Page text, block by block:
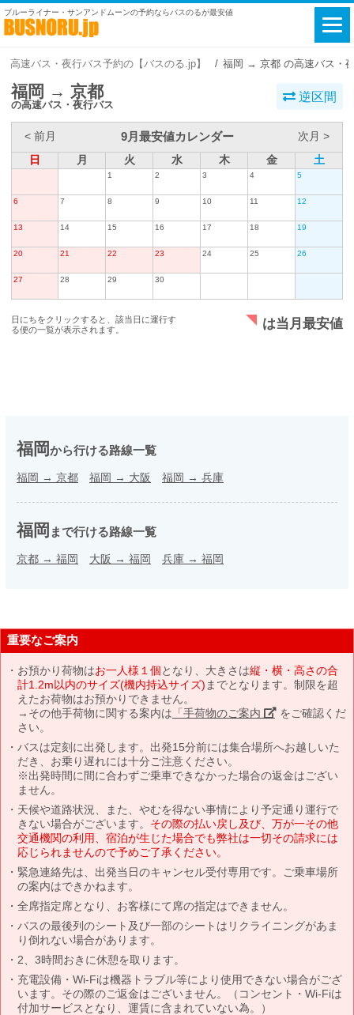
ブルーライナー・サンアンドムーンの予約ならバスのるが最安値
高速バス・夜行バス予約の【バスのる.jp】 福岡 → 京都 の高速バス・
福岡 → 京都
の高速バス・夜行バス
逆区間
< 前月 9月最安値カレンダー
次月 >
日
月 火 水 木 金 土
1 2 3 4 5
6 7 8 9 10 11 12
13 14 15 16 17 18 19
20 21 22 23 24 25 26
27 28 29 30
日にちをクリックすると、該当日に運行す
る便の一覧が表示されます。
は当月最安値
福岡から行ける路線一覧
福岡 → 京都 福岡 → 大阪 福岡 → 兵庫
福岡 まで行ける路線一覧
京都 → 福岡 大阪 → 福岡 兵庫 → 福岡
重要なご案内
お預かり荷物はお一人様１個となり、大きさは縦・横・高さの合
計1.2m以内のサイズ(機内持込サイズ) までとなります。制限を超
えたお荷物はお預かりできません。
→その他手荷物に関する案内は 「手荷物のご案内」 をご確認くだ
さい。
バスは定刻に出発します。出発15分前には集合場所へお越しいた
だき、お乗り遅れには十分ご注意ください。
※出発時間に間に合わずご乗車できなかった場合の返金はござい
ません。
天候や道路状況、また、やむを得ない事情により予定通り運行で
きない場合がございます。 その際の払い戻し及び、万が一その他
交通機関の利用、宿泊が生じた場合でも弊社は一切その請求には
応じられませんので予めご了承ください。
緊急連絡先は、出発当日のキャンセル受付専用です。ご乗車場所
の案内はできかねます。
全席指定席となり、お客様にて席の指定はできません。
バスの最後列のシート及び一部のシートはリクライニングがあま
り倒れない場合があります。
2、3時間おきに休憩を取ります。
充電設備・Wi-Fiは機器トラブル等により使用できない場合がござ
います。その際のご返金はございません。（コンセント・Wi-Fiは
付加サービスとなり、運賃に含まれていない為。）